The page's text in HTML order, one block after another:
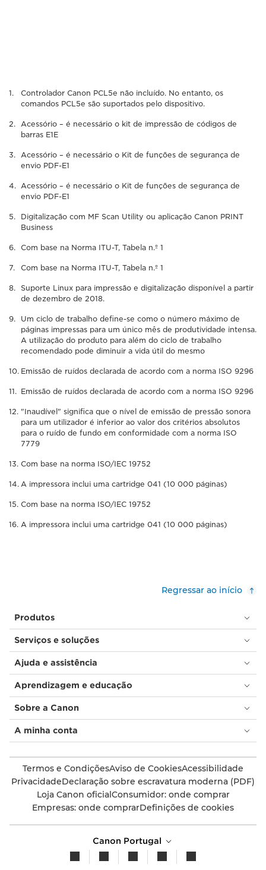
Controlador Canon PCL5e não incluído. No entanto, os
comandos PCL5e são suportados pelo dispositivo.
Acessório – é necessário o kit de impressão de códigos de
barras E1E
Acessório – é necessário o Kit de funções de segurança de
envio PDF-E1
Acessório – é necessário o Kit de funções de segurança de
envio PDF-E1
Digitalização com MF Scan Utility ou aplicação Canon PRINT
Business
Com base na Norma ITU-T, Tabela n.º 1
Com base na Norma ITU-T, Tabela n.º 1
Suporte Linux para impressão e digitalização disponível a partir
de dezembro de 2018.
Um ciclo de trabalho define-se como o número máximo de
páginas impressas para um único mês de produtividade intensa.
A utilização do produto para além do ciclo de trabalho
recomendado pode diminuir a vida útil do mesmo
Emissão de ruídos declarada de acordo com a norma ISO 9296
Emissão de ruídos declarada de acordo com a norma ISO 9296
"Inaudível" significa que o nível de emissão de pressão sonora
para um utilizador é inferior ao valor dos critérios absolutos
para o ruído de fundo em conformidade com a norma ISO
7779
Com base na norma ISO/IEC 19752
A impressora inclui uma cartridge 041 (10 000 páginas)
Com base na norma ISO/IEC 19752
A impressora inclui uma cartridge 041 (10 000 páginas)
Regressar ao início
Produtos
Serviços e soluções
Ajuda e assistência
Aprendizagem e educação
Sobre a Canon
A minha conta
Termos e CondiçõesAviso de CookiesAcessibilidade
PrivacidadeDeclaração sobre escravatura moderna (PDF)
Loja Canon oficialConsumidor: onde comprar
Empresas: onde comprarDefinições de cookies
Canon Portugal